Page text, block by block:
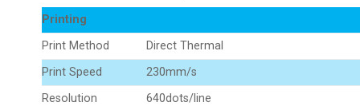
Printing
Print Method
Direct Thermal
Print Speed
230mm/s
Resolution
640dots/line